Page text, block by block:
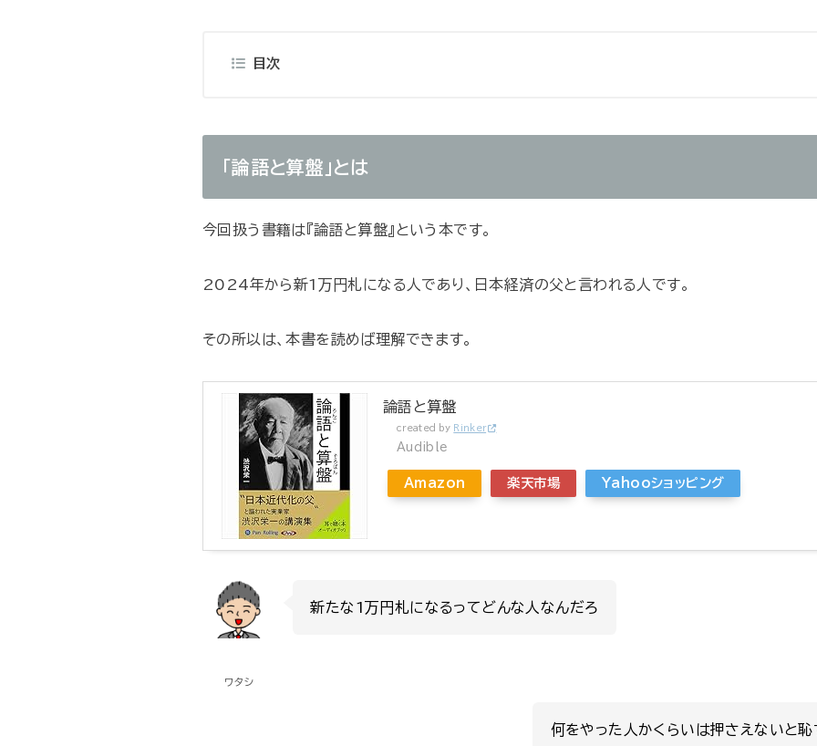
目次
「論語と算盤」とは
今回扱う書籍は『論語と算盤』という本です。
2024年から新1万円札になる人であり、日本経済の父と言われる人です。
その所以は、本書を読めば理解できます。
論語と算盤
created by Rinker
Audible
Amazon 楽天市場 Yahooショッピング
ワタシ
新たな1万円札になるってどんな人なんだろ
何をやった人かくらいは押さえないと恥